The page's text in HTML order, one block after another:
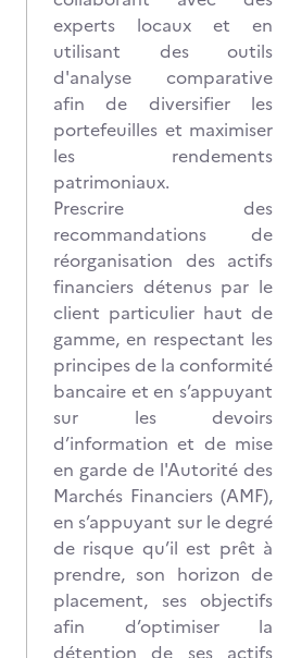
experts locaux et en
utilisant des outils
d'analyse comparative
afin de diversifier les
portefeuilles et maximiser
les rendements
patrimoniaux.
Prescrire des
recommandations de
réorganisation des actifs
financiers détenus par le
client particulier haut de
gamme, en respectant les
principes de la conformité
bancaire et en s’appuyant
sur les devoirs
d’information et de mise
en garde de l'Autorité des
Marchés Financiers (AMF),
en s’appuyant sur le degré
de risque qu’il est prêt à
prendre, son horizon de
placement, ses objectifs
afin d’optimiser la
détention de ses actifs